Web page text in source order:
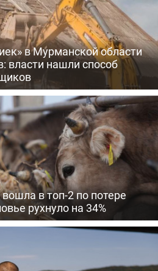
в Мурманской области
власти нашли способ
в топ-2 по потере
рухнуло на 34%